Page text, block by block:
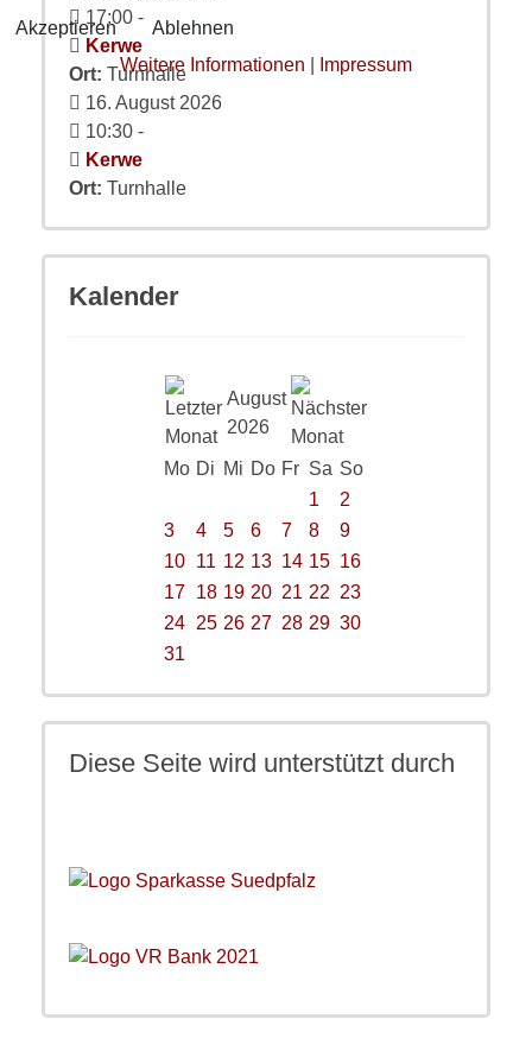
17:00 -
Kerwe
Ort: Turnhalle
16. August 2026
10:30 -
Kerwe
Ort: Turnhalle
Kalender
August
2026
Mo Di Mi Do Fr Sa So
1
2
3
4 5 6 7 8
9
10 11 12 13 14 15 16
17 18 19 20 21 22 23
24 25 26 27 28 29 30
31
Diese Seite wird unterstützt durch
Akzeptieren
Ablehnen
Weitere Informationen
Impressum